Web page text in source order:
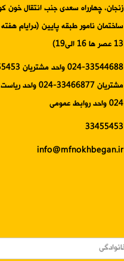
زنجان، چهارراه سعدی جنب انتقال خون
13 عصر ها 16 الی19)
024 واحد روابط عمومی
33455453
info@mfnokhbegan.ir